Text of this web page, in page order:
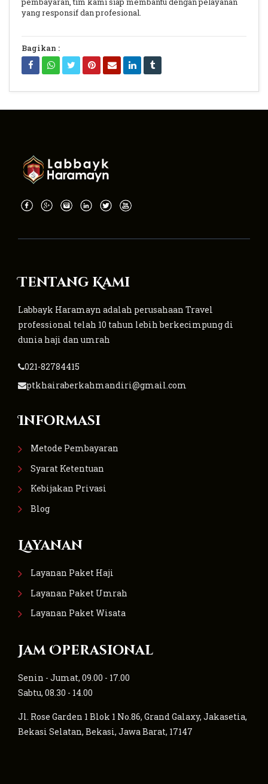
yang responsif dan profesional.
Bagikan :
Tentang Kami
Labbayk Haramayn adalah perusahaan Travel
professional telah 10 tahun lebih berkecimpung di
dunia haji dan umrah
021-82784415
ptkhairaberkahmandiri@gmail.com
Informasi
Metode Pembayaran
Syarat Ketentuan
Kebijakan Privasi
Blog
Layanan
Layanan Paket Haji
Layanan Paket Umrah
Layanan Paket Wisata
Jam Operasional
Senin - Jumat, 09.00 - 17.00
Sabtu, 08.30 - 14.00
Jl. Rose Garden 1 Blok 1 No.86, Grand Galaxy, Jakasetia,
Bekasi Selatan, Bekasi, Jawa Barat, 17147